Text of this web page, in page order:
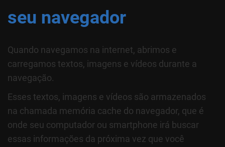
seu navegador
Quando navegamos na internet, abrimos e
carregamos textos, imagens e vídeos durante a
navegação.
Esses textos, imagens e vídeos são armazenados
na chamada memória cache do navegador, que é
onde seu computador ou smartphone irá buscar
essas informações da próxima vez que você